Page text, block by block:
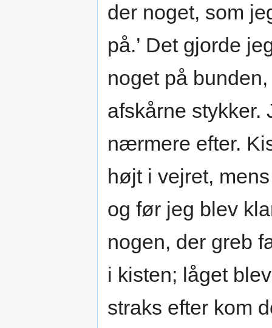
der noget, som
på.’ Det gjorde
noget på
afskårne stykker.
nærmere efter.
højt i vejret,
og før jeg blev
nogen, der greb
i kisten; låget
straks efter kom